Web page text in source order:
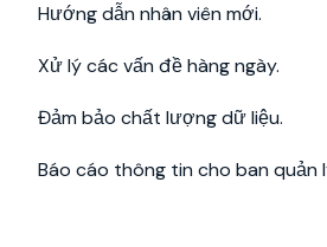
Hướng dẫn nhân viên mới.
Xử lý các vấn đề hàng ngày.
Đảm bảo chất lượng dữ liệu.
Báo cáo thông tin cho ban quản